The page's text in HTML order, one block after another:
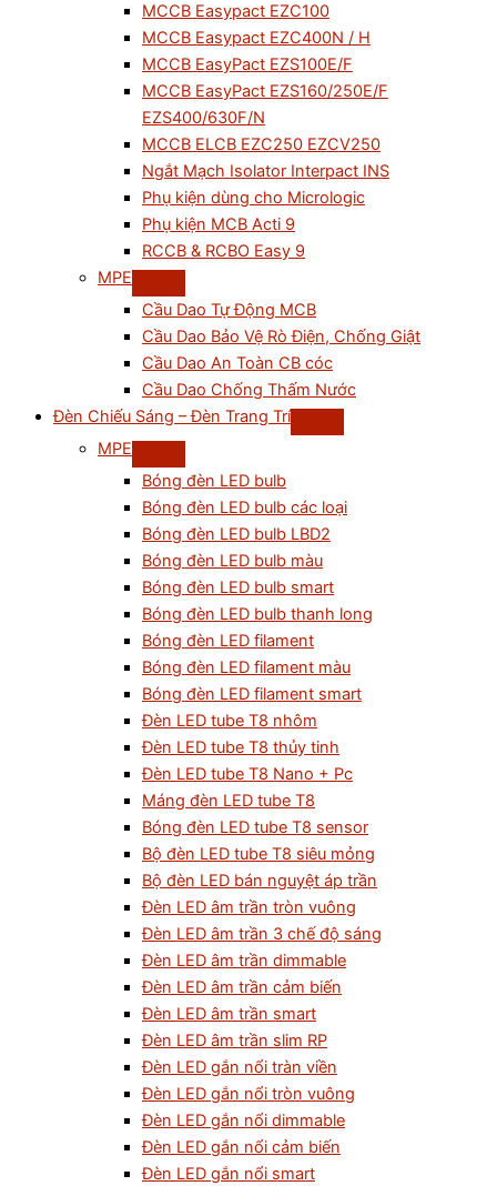
MCCB Easypact EZC100
MCCB Easypact EZC400N / H
MCCB EasyPact EZS100E/F
MCCB EasyPact EZS160/250E/F
EZS400/630F/N
MCCB ELCB EZC250 EZCV250
Ngắt Mạch Isolator Interpact INS
Phụ kiện dùng cho Micrologic
Phụ kiện MCB Acti 9
RCCB & RCBO Easy 9
MPE
Cầu Dao Tự Động MCB
Cầu Dao Bảo Vệ Rò Điện, Chống Giật
Cầu Dao An Toàn CB cóc
Cầu Dao Chống Thấm Nước
Đèn Chiếu Sáng – Đèn Trang Trí
MPE
Bóng đèn LED bulb
Bóng đèn LED bulb các loại
Bóng đèn LED bulb LBD2
Bóng đèn LED bulb màu
Bóng đèn LED bulb smart
Bóng đèn LED bulb thanh long
Bóng đèn LED filament
Bóng đèn LED filament màu
Bóng đèn LED filament smart
Đèn LED tube T8 nhôm
Đèn LED tube T8 thủy tinh
Đèn LED tube T8 Nano + Pc
Máng đèn LED tube T8
Bóng đèn LED tube T8 sensor
Bộ đèn LED tube T8 siêu mỏng
Bộ đèn LED bán nguyệt áp trần
Đèn LED âm trần tròn vuông
Đèn LED âm trần 3 chế độ sáng
Đèn LED âm trần dimmable
Đèn LED âm trần cảm biến
Đèn LED âm trần smart
Đèn LED âm trần slim RP
Đèn LED gắn nổi tràn viền
Đèn LED gắn nổi tròn vuông
Đèn LED gắn nổi dimmable
Đèn LED gắn nổi cảm biến
Đèn LED gắn nổi smart